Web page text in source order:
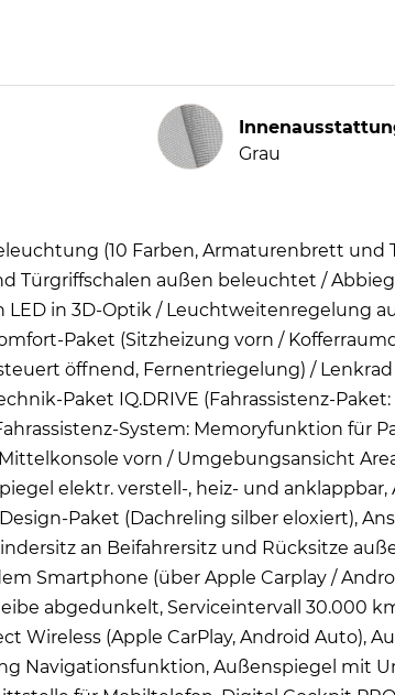
Innenausstattung
Grau
(10 Farben, Armaturenbrett und
Türgriffschalen außen beleuchtet /
in 3D-Optik / Leuchtweitenregelung
Paket (Sitzheizung vorn /
öffnend, Fernentriegelung) /
Paket IQ.DRIVE (Fahrassistenz-Paket:
System: Memoryfunktion für
vorn / Umgebungsansicht
elektr. verstell-, heiz- und
Paket (Dachreling silber eloxiert),
an Beifahrersitz und Rücksitze
Smartphone (über Apple Carplay /
abgedunkelt, Serviceintervall 30.000
Wireless (Apple CarPlay, Android Auto),
Navigationsfunktion, Außenspiegel mit